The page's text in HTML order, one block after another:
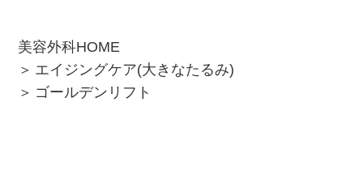
美容外科HOME
エイジングケア(大きなたるみ)
ゴールデンリフト